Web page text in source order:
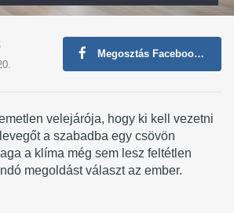
Megosztás Facebookon
velejárója, hogy ki kell vezetni
a szabadba egy csövön
a klíma még sem lesz feltétlen
megoldást választ az ember.